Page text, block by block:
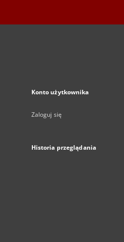
Konto użytkownika
Zaloguj się
Historia przeglądania